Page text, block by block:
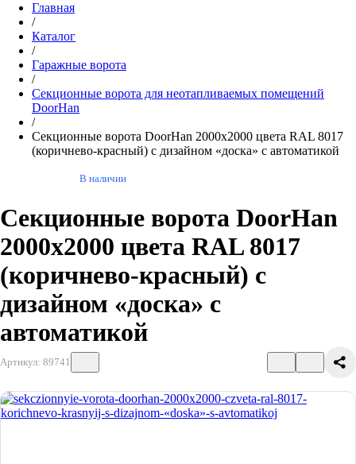
Главная
/
Каталог
/
Гаражные ворота
/
Секционные ворота для неотапливаемых помещений
DoorHan
/
Секционные ворота DoorHan 2000х2000 цвета RAL 8017
(коричнево-красный) с дизайном «доска» с автоматикой
Секционные ворота DoorHan
2000х2000 цвета RAL 8017
(коричнево-красный) с
дизайном «доска» с
автоматикой
В наличии
Артикул: 89741